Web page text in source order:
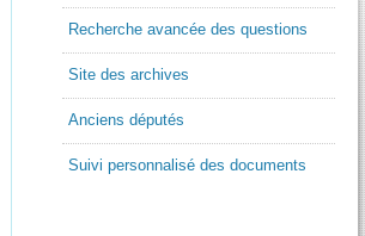
Recherche avancée des questions
Site des archives
Anciens députés
Suivi personnalisé des documents